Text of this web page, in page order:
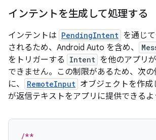
インテントを生成して処理する
インテントは PendingIntent を通じ
されるため、Android Auto を含め、
をトリガーする Intent を他のアプリ
できません。この制限があるため、次の
に、
RemoteInput オブジェクトを作成
が返信テキストをアプリに提供できるよ
/**